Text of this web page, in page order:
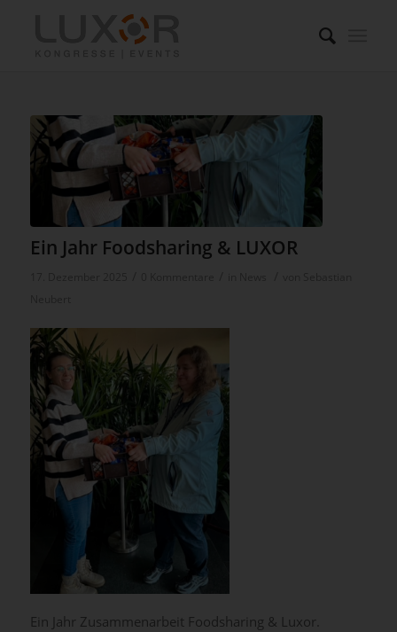
Ein Jahr Foodsharing & LUXOR
Ein Jahr Zusammenarbeit Foodsharing & Luxor.